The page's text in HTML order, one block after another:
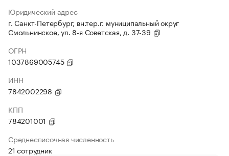
Юридический адрес
г. Санкт-Петербург, вн.тер.г. муниципальный округ
Смольнинское, ул. 8-я Советская, д. 37-39
ОГРН
1037869005745
ИНН
7842002298
КПП
784201001
Среднесписочная численность
21 сотрудник